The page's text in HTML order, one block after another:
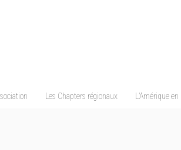
Les Chapters régionaux L’Amérique